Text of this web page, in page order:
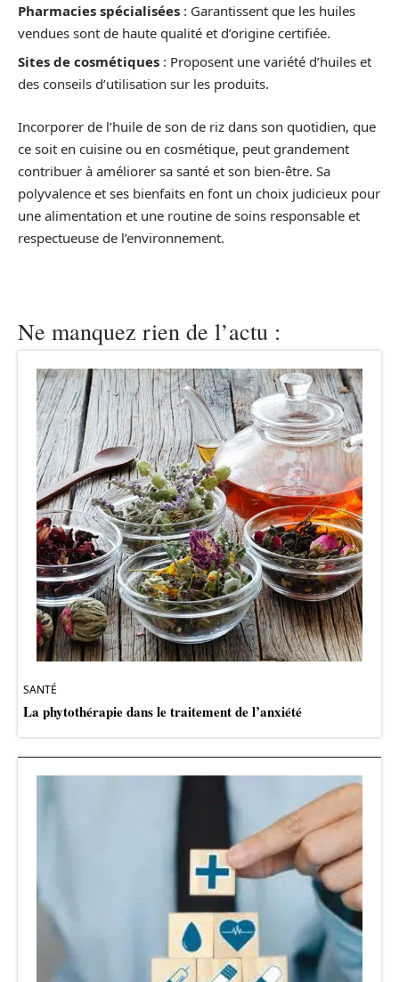
Pharmacies spécialisées : Garantissent que les huiles
vendues sont de haute qualité et d’origine certifiée.
Sites de cosmétiques : Proposent une variété d’huiles et
des conseils d’utilisation sur les produits.
Incorporer de l’huile de son de riz dans son quotidien, que
ce soit en cuisine ou en cosmétique, peut grandement
contribuer à améliorer sa santé et son bien-être. Sa
polyvalence et ses bienfaits en font un choix judicieux pour
une alimentation et une routine de soins responsable et
respectueuse de l’environnement.
Ne manquez rien de l’actu :
SANTÉ
La phytothérapie dans le traitement de l’anxiété